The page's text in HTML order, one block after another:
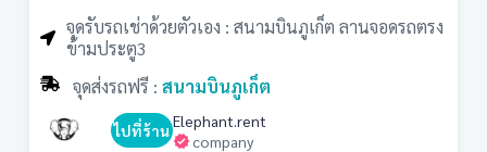
จุดรับรถเช่าด้วยตัวเอง : สนามบินภูเก็ต ลานจอดรถตรง
ข้ามประตู3
จุดส่งรถฟรี : สนามบินภูเก็ต
ไปที่ร้าน
company
Elephant.rent